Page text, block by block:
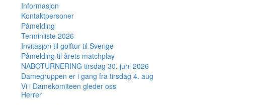
Informasjon
Kontaktpersoner
Påmelding
Terminliste 2026
Invitasjon til golftur til Sverige
Påmelding til årets matchplay
NABOTURNERING tirsdag 30. juni 2026
Damegruppen er i gang fra tirsdag 4. aug
Vi i Damekomiteen gleder oss
Herrer